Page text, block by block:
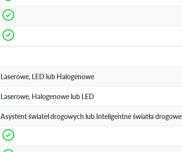
Laserowe, LED lub Halogenowe
Laserowe, Halogenowe lub LED
Asystent świateł drogowych lub Inteligentne światła drogowe